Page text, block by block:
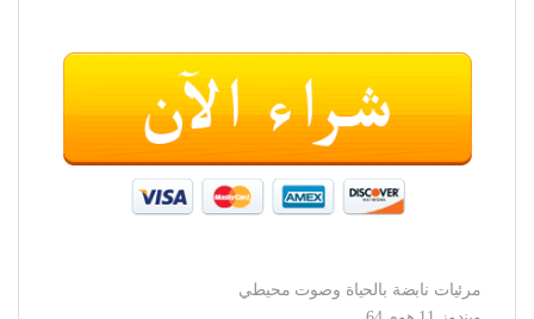
مرئيات نابضة بالحياة وصوت محيطي